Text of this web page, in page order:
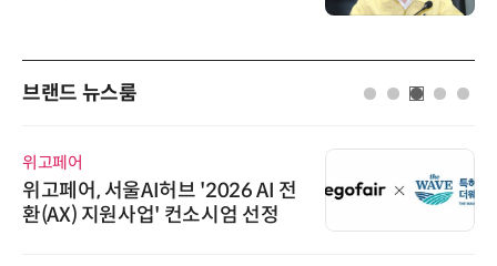
브랜드 뉴스룸
위고페어
위고페어, 서울AI허브 '2026 AI 전
환(AX) 지원사업' 컨소시엄 선정